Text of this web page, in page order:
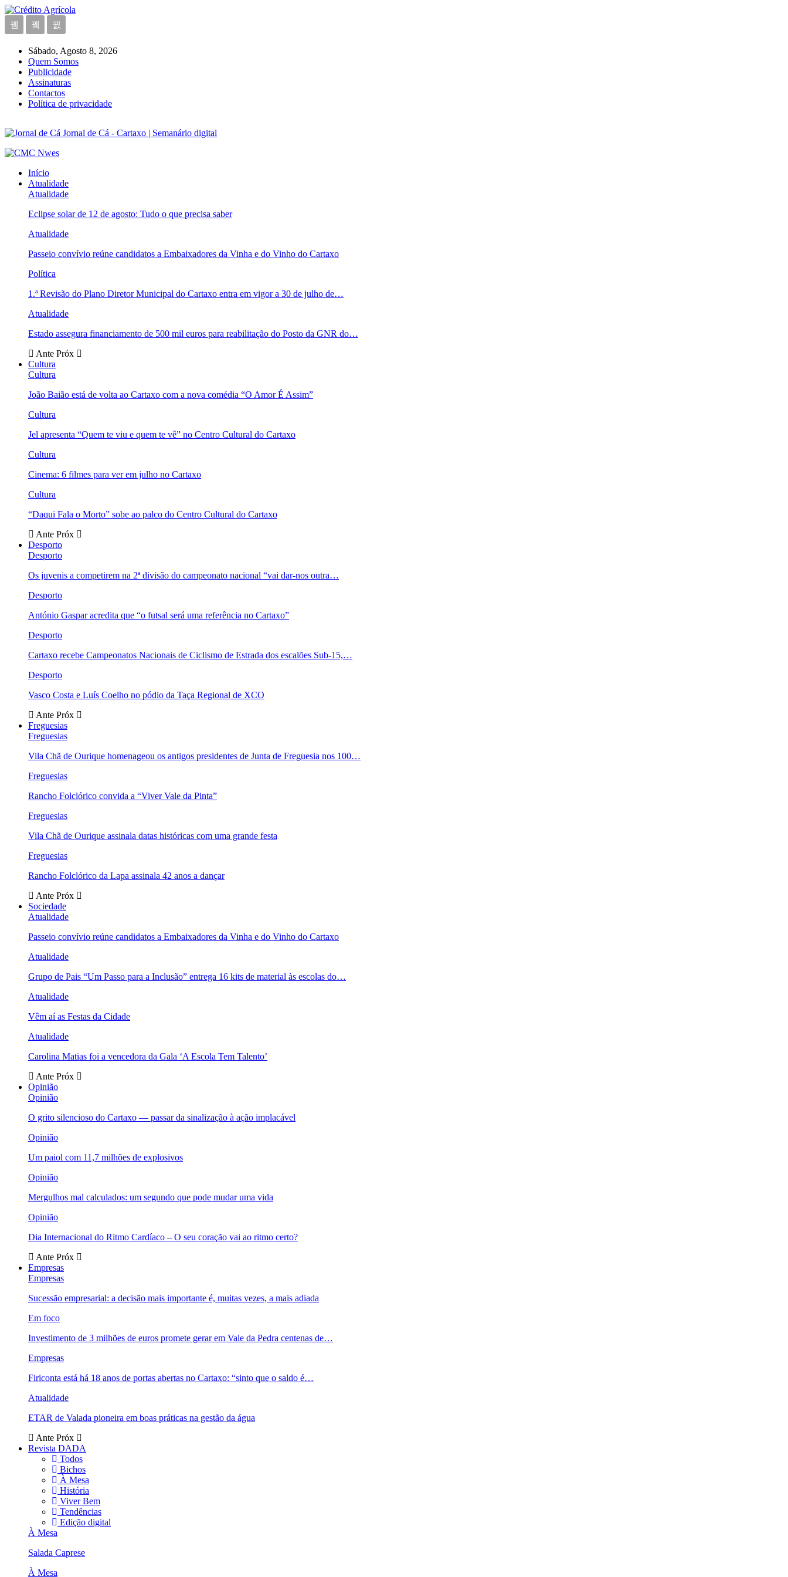
Sábado, Agosto 8, 2026
Quem Somos
Publicidade
Assinaturas
Contactos
Política de privacidade
Jornal de Cá - Cartaxo | Semanário digital
Início
Atualidade
Atualidade
Eclipse solar de 12 de agosto: Tudo o que precisa saber
Atualidade
Passeio convívio reúne candidatos a Embaixadores da Vinha e do Vinho do Cartaxo
Política
1.ª Revisão do Plano Diretor Municipal do Cartaxo entra em vigor a 30 de julho de…
Atualidade
Estado assegura financiamento de 500 mil euros para reabilitação do Posto da GNR do…
Ante Próx
Cultura
Cultura
João Baião está de volta ao Cartaxo com a nova comédia “O Amor É Assim”
Cultura
Jel apresenta “Quem te viu e quem te vê” no Centro Cultural do Cartaxo
Cultura
Cinema: 6 filmes para ver em julho no Cartaxo
Cultura
“Daqui Fala o Morto” sobe ao palco do Centro Cultural do Cartaxo
Ante Próx
Desporto
Desporto
Os juvenis a competirem na 2ª divisão do campeonato nacional “vai dar-nos outra…
Desporto
António Gaspar acredita que “o futsal será uma referência no Cartaxo”
Desporto
Cartaxo recebe Campeonatos Nacionais de Ciclismo de Estrada dos escalões Sub-15,…
Desporto
Vasco Costa e Luís Coelho no pódio da Taça Regional de XCO
Ante Próx
Freguesias
Freguesias
Vila Chã de Ourique homenageou os antigos presidentes de Junta de Freguesia nos 100…
Freguesias
Rancho Folclórico convida a “Viver Vale da Pinta”
Freguesias
Vila Chã de Ourique assinala datas históricas com uma grande festa
Freguesias
Rancho Folclórico da Lapa assinala 42 anos a dançar
Ante Próx
Sociedade
Atualidade
Passeio convívio reúne candidatos a Embaixadores da Vinha e do Vinho do Cartaxo
Atualidade
Grupo de Pais “Um Passo para a Inclusão” entrega 16 kits de material às escolas do…
Atualidade
Vêm aí as Festas da Cidade
Atualidade
Carolina Matias foi a vencedora da Gala ‘A Escola Tem Talento’
Ante Próx
Opinião
Opinião
O grito silencioso do Cartaxo — passar da sinalização à ação implacável
Opinião
Um paiol com 11,7 milhões de explosivos
Opinião
Mergulhos mal calculados: um segundo que pode mudar uma vida
Opinião
Dia Internacional do Ritmo Cardíaco – O seu coração vai ao ritmo certo?
Ante Próx
Empresas
Empresas
Sucessão empresarial: a decisão mais importante é, muitas vezes, a mais adiada
Em foco
Investimento de 3 milhões de euros promete gerar em Vale da Pedra centenas de…
Empresas
Firiconta está há 18 anos de portas abertas no Cartaxo: “sinto que o saldo é…
Atualidade
ETAR de Valada pioneira em boas práticas na gestão da água
Ante Próx
Revista DADA
Todos
Bichos
À Mesa
História
Viver Bem
Tendências
Edição digital
À Mesa
Salada Caprese
À Mesa